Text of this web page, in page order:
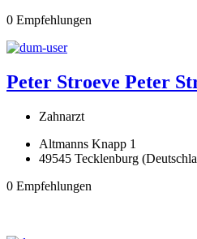
0 Empfehlungen
Peter Stroeve Peter
Zahnarzt
Altmanns Knapp 1
49545 Tecklenburg
0 Empfehlungen